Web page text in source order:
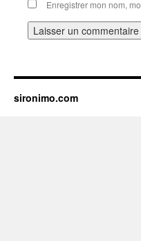
Enregistrer mon nom,
sironimo.com